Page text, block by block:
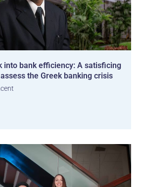
into bank efficiency: A satisficing
the Greek banking crisis